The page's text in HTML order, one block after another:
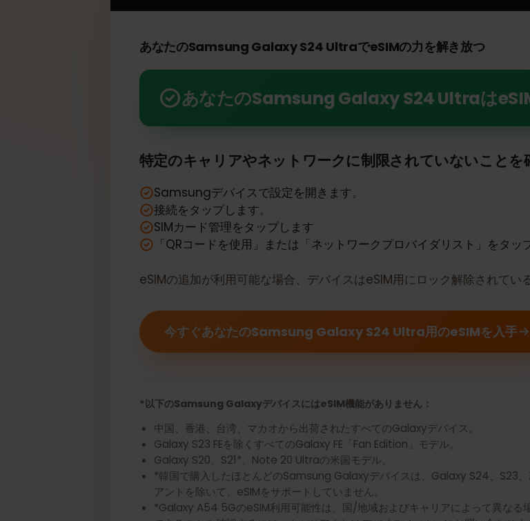
あなたのSamsung Galaxy S24 UltraでeSIMの力を解き放つ
あなたのSamsung Galaxy S24 Ultraは
特定のキャリアやネットワークに制限されていないこ
Samsungデバイスで設定を開きます。
SIMカード管理をタップします
eSIMの追加が利用可能な場合、デバイスはeSIM用にロック解除され
今すぐあなたのSamsung Galaxy S24 Ultra用のeSIMを入
*以下のSamsung GalaxyデバイスにはeSIM機能がありません：
中国、香港、台湾、マカオから出荷されたすべてのGalaxyデバイス。
Galaxy S23 FEを除くすべてのGalaxy FE「Fan Edition」モデル。